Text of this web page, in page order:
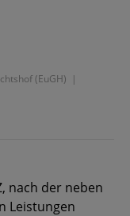
(EuGH) |
nach der neben
Leistungen